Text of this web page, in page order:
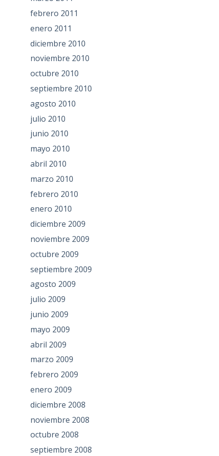
febrero 2011
enero 2011
diciembre 2010
noviembre 2010
octubre 2010
septiembre 2010
agosto 2010
julio 2010
junio 2010
mayo 2010
abril 2010
marzo 2010
febrero 2010
enero 2010
diciembre 2009
noviembre 2009
octubre 2009
septiembre 2009
agosto 2009
julio 2009
junio 2009
mayo 2009
abril 2009
marzo 2009
febrero 2009
enero 2009
diciembre 2008
noviembre 2008
octubre 2008
septiembre 2008